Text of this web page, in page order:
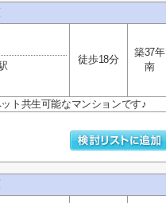
徒歩18分
築37年
南
共生可能なマンションです♪